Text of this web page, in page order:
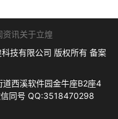
资讯关于立煌
技有限公司 版权所有 备案
西溪软件园金牛座B2座4
同号 QQ:3518470298